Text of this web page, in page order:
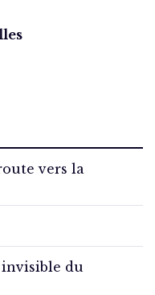
vers la
invisible du